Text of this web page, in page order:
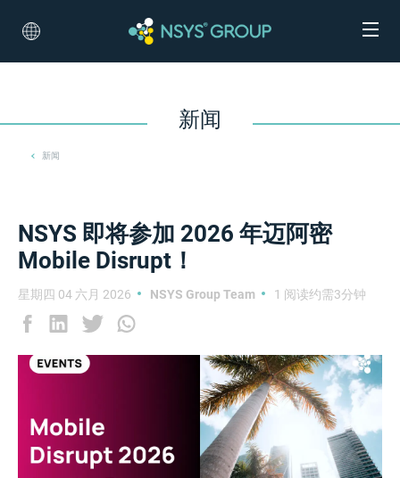
新闻
新闻
NSYS 即将参加 2026 年迈阿密
Mobile Disrupt！
星期四 04 六月 2026 NSYS Group Team 1 阅读约需3分钟